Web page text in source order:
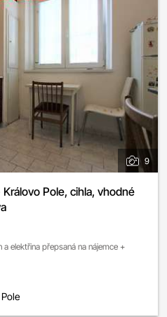
9
Pole, cihla, vhodné
elektřina přepsaná na nájemce +